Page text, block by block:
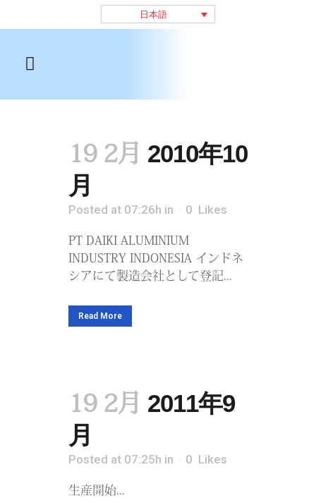
日本語
19 2月 2010年10
月
Posted at 07:26h in 0 Likes
PT DAIKI ALUMINIUM
INDUSTRY INDONESIA インドネ
シアにて製造会社として登記​...
Read More
19 2月 2011年9
月
Posted at 07:25h in 0 Likes
生産開始...